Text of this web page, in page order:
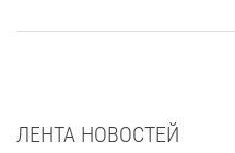
ЛЕНТА НОВОСТЕЙ